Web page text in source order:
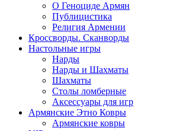
О Геноциде Армян
Публицистика
Религия Армении
Кроссворды. Сканворды
Настольные игры
Нарды
Нарды и Шахматы
Шахматы
Столы ломберные
Аксессуары для игр
Армянские Этно Ковры
Армянские ковры